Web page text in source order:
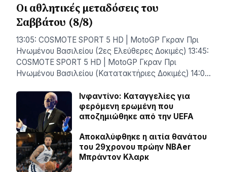
Οι αθλητικές μεταδόσεις του
Σαββάτου (8/8)
13:05: COSMOTE SPORT 5 HD | MotoGP Γκραν Πρι
Ηνωμένου Βασιλείου (2ες Ελεύθερες Δοκιμές) 13:45:
COSMOTE SPORT 5 HD | MotoGP Γκραν Πρι
Ηνωμένου Βασιλείου (Κατατακτήριες Δοκιμές) 14:0…
Ινφαντίνο: Καταγγελίες για
φερόμενη ερωμένη που
αποζημιώθηκε από την UEFA
Αποκαλύφθηκε η αιτία θανάτου
του 29χρονου πρώην NBAer
Μπράντον Κλαρκ